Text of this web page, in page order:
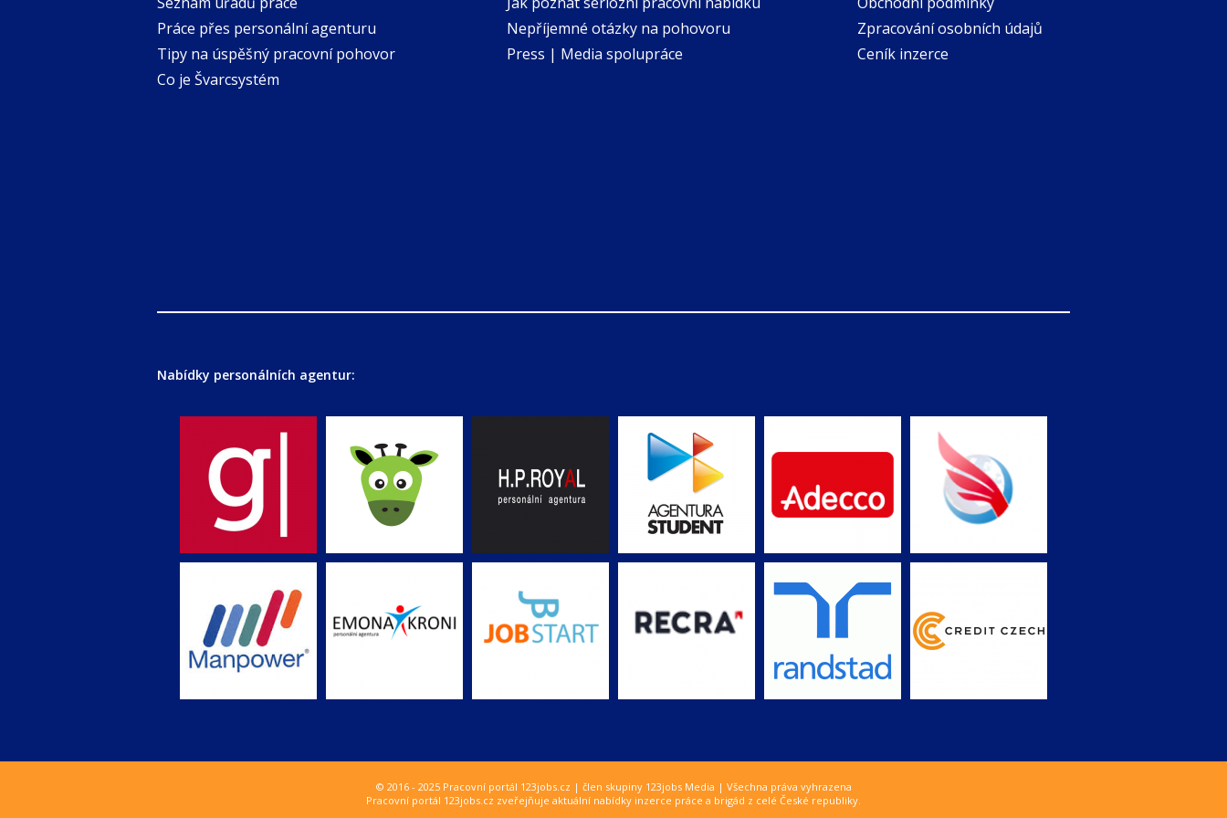
Práce přes personální agenturu
Tipy na úspěšný pracovní pohovor
Co je Švarcsystém
Nepříjemné otázky na pohovoru
Press | Media spolupráce
Zpracování osobních údajů
Ceník inzerce
Nabídky personálních agentur:
© 2016 - 2025 Pracovní portál 123jobs.cz | člen skupiny 123jobs Media | Všechna práva vyhrazena
Pracovní portál 123jobs.cz zveřejňuje aktuální nabídky inzerce práce a brigád z celé České republiky.